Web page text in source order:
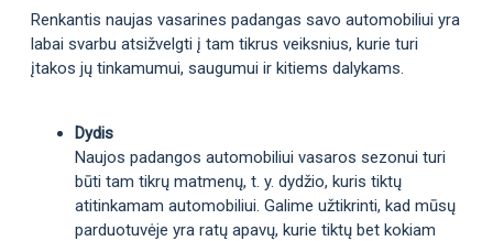
Renkantis naujas vasarines padangas savo automobiliui yra
labai svarbu atsižvelgti į tam tikrus veiksnius, kurie turi
įtakos jų tinkamumui, saugumui ir kitiems dalykams.
Dydis
Naujos padangos automobiliui vasaros sezonui turi
būti tam tikrų matmenų, t. y. dydžio, kuris tiktų
atitinkamam automobiliui. Galime užtikrinti, kad mūsų
parduotuvėje yra ratų apavų, kurie tiktų bet kokiam